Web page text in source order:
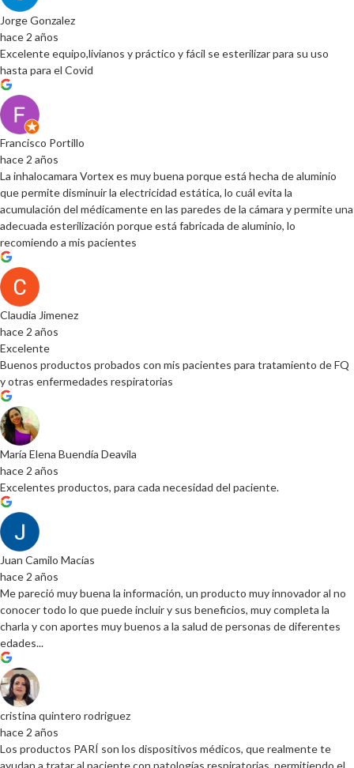
Jorge Gonzalez
hace 2 años
Excelente equipo,livianos y práctico y fácil se esterilizar para su uso
hasta para el Covid
Francisco Portillo
hace 2 años
La inhalocamara Vortex es muy buena porque está hecha de aluminio
que permite disminuir la electricidad estática, lo cuál evita la
acumulación del médicamente en las paredes de la cámara y permite una
adecuada esterilización porque está fabricada de aluminio, lo
recomiendo a mis pacientes
Claudia Jimenez
hace 2 años
Excelente
Buenos productos probados con mis pacientes para tratamiento de FQ
y otras enfermedades respiratorias
María Elena Buendía Deavila
hace 2 años
Excelentes productos, para cada necesidad del paciente.
Juan Camilo Macías
hace 2 años
Me pareció muy buena la información, un producto muy innovador al no
conocer todo lo que puede incluir y sus beneficios, muy completa la
charla y con aportes muy buenos a la salud de personas de diferentes
edades...
cristina quintero rodriguez
hace 2 años
Los productos PARÍ son los dispositivos médicos, que realmente te
ayudan a tratar al paciente con patologías respiratorias, permitiendo el